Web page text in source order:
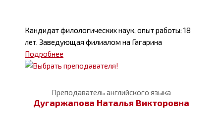
Кандидат филологических наук, опыт работы: 18
лет. Заведующая филиалом на Гагарина
Подробнее
Преподаватель английского языка
Дугаржапова Наталья Викторовна